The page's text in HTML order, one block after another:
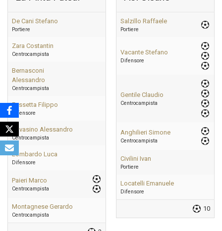
De Cani Stefano
Portiere
Zara Costantin
Centrocampista
Bernasconi
Alessandro
Centrocampista
Fassetta Filippo
Difensore
Cavasino Alessandro
Centrocampista
Lombardo Luca
Difensore
Paieri Marco
Centrocampista
Montagnese Gerardo
Centrocampista
Salzillo Raffaele
Portiere
Vacante Stefano
Difensore
Gentile Claudio
Centrocampista
Anghilieri Simone
Centrocampista
Civilini Ivan
Portiere
Locatelli Emanuele
Difensore
10